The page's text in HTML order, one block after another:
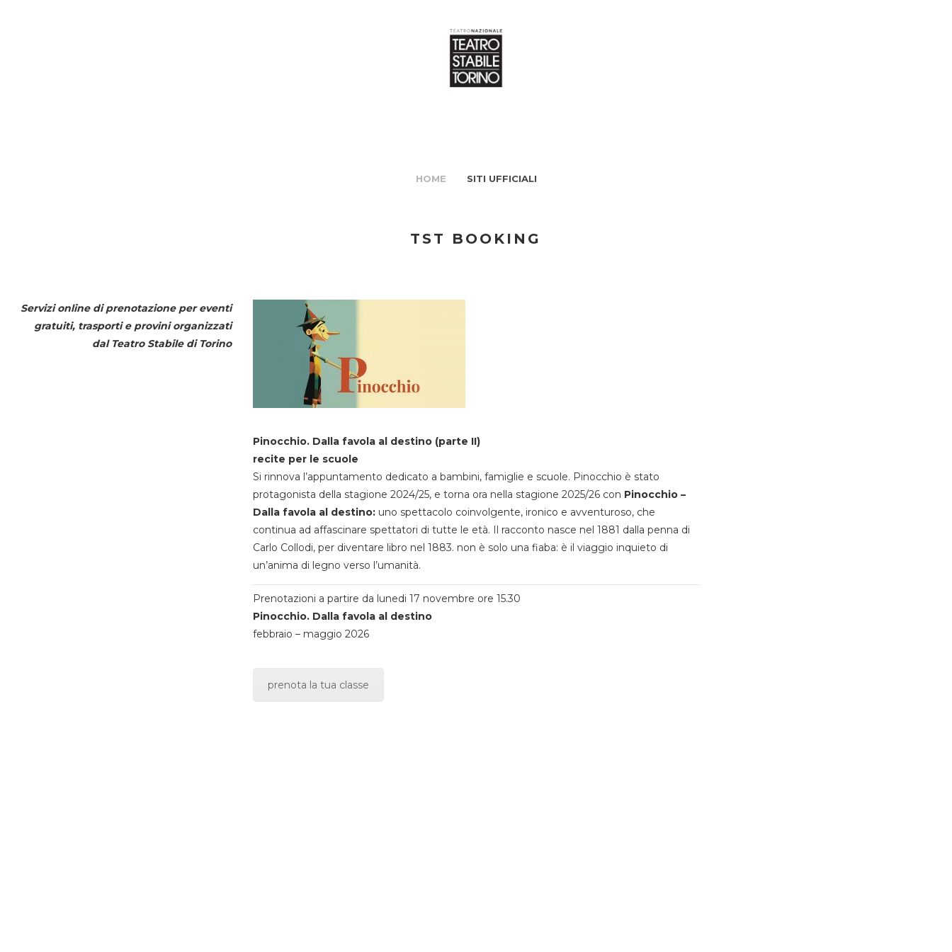
HOME SITI UFFICIALI
TST BOOKING
Servizi online di prenotazione per eventi
gratuiti, trasporti e provini organizzati
dal Teatro Stabile di Torino
Pinocchio. Dalla favola al destino (parte II)
recite per le scuole
Si rinnova l’appuntamento dedicato a bambini, famiglie e scuole. Pinocchio è stato
protagonista della stagione 2024/25, e torna ora nella stagione 2025/26 con Pinocchio –
Dalla favola al destino:uno spettacolo coinvolgente, ironico e avventuroso, che
continua ad affascinare spettatori di tutte le età. Il racconto nasce nel 1881 dalla penna di
Carlo Collodi, per diventare libro nel 1883. non è solo una fiaba: è il viaggio inquieto di
un’anima di legno verso l’umanità.
Prenotazioni a partire da lunedi 17 novembre ore 15.30
Pinocchio. Dalla favola al destino
febbraio – maggio 2026
prenota la tua classe